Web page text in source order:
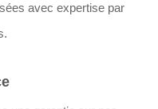
avec expertise par